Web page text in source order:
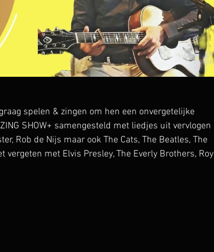
spelen & zingen om hen een onvergetelijke
SHOW+ samengesteld met liedjes uit vervlogen
Rob de Nijs maar ook The Cats, The Beatles, The
met Elvis Presley, The Everly Brothers, Roy